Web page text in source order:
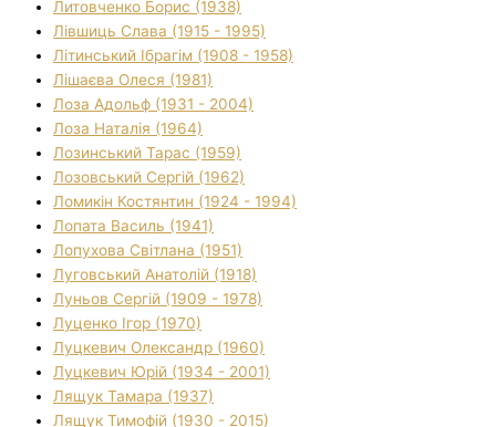
Литовченко Борис (1938)
Лівшиць Слава (1915 - 1995)
Літинський Ібрагім (1908 - 1958)
Лішаєва Олеся (1981)
Лоза Адольф (1931 - 2004)
Лоза Наталія (1964)
Лозинський Тарас (1959)
Лозовський Сергій (1962)
Ломикін Костянтин (1924 - 1994)
Лопата Василь (1941)
Лопухова Світлана (1951)
Луговський Анатолій (1918)
Луньов Сергій (1909 - 1978)
Луценко Ігор (1970)
Луцкевич Олександр (1960)
Луцкевич Юрій (1934 - 2001)
Лящук Тамара (1937)
Лящук Тимофій (1930 - 2015)